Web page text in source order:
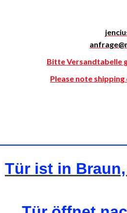
Bitte Versandtabelle
Please note
Tür ist in